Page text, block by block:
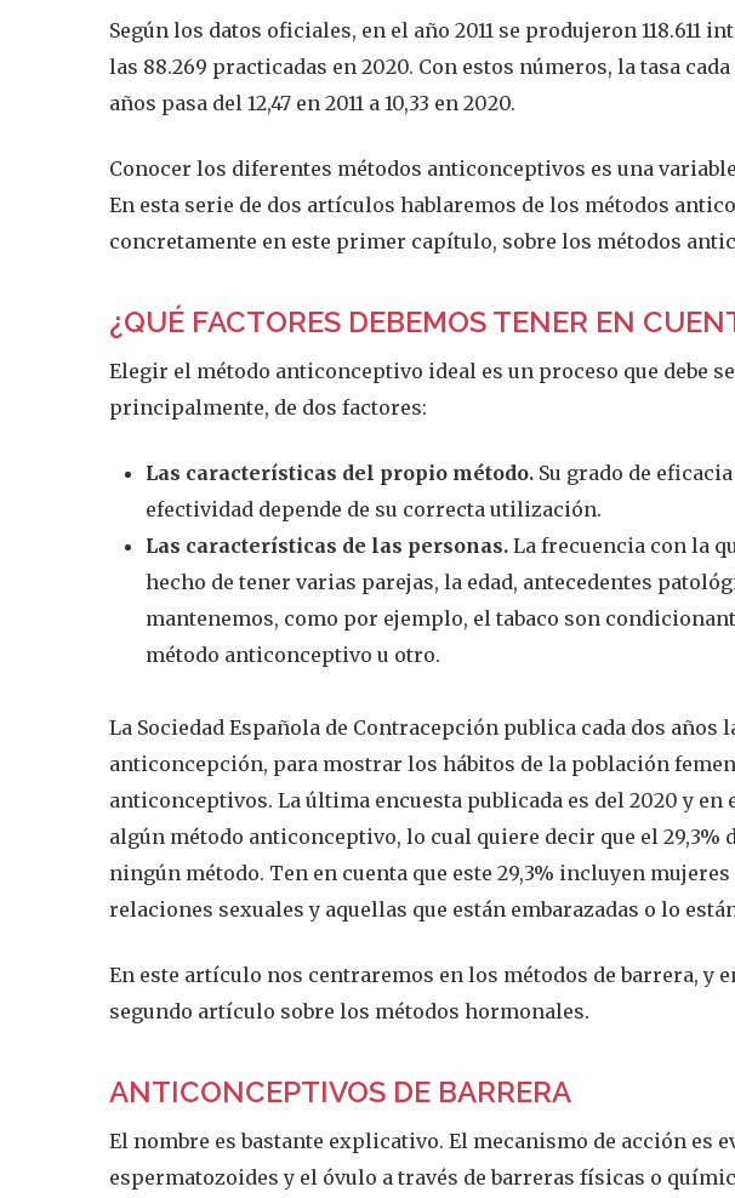
Según los datos oficiales, en el año 2011 se produjeron 118.611
las 88.269 practicadas en 2020. Con estos números, la tasa
años pasa del 12,47 en 2011 a 10,33 en 2020.
Conocer los diferentes métodos anticonceptivos es una
En esta serie de dos artículos hablaremos de los métodos
concretamente en este primer capítulo, sobre los métodos
¿QUÉ FACTORES DEBEMOS TENER EN
Elegir el método anticonceptivo ideal es un proceso que debe
principalmente, de dos factores:
Las características del propio método. Su grado de
efectividad depende de su correcta utilización.
Las características de las personas.La frecuencia con la
hecho de tener varias parejas, la edad, antecedentes
mantenemos, como por ejemplo, el tabaco son
método anticonceptivo u otro.
La Sociedad Española de Contracepción publica cada dos años
anticoncepción, para mostrar los hábitos de la población
anticonceptivos. La última encuesta publicada es del 2020 y
algún método anticonceptivo, lo cual quiere decir que el 29,3%
ningún método. Ten en cuenta que este 29,3% incluyen
relaciones sexuales y aquellas que están embarazadas o lo
En este artículo nos centraremos en los métodos de barrera, y
segundo artículo sobre los métodos hormonales.
ANTICONCEPTIVOS DE BARRERA
El nombre es bastante explicativo. El mecanismo de acción es
espermatozoides y el óvulo a través de barreras físicas o